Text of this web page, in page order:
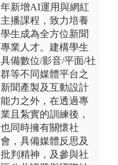
年新增AI運用與網紅
主播課程，致力培養
學生成為全方位新聞
專業人才。建構學生
具備數位/影音/平面/社
群等不同媒體平台之
新聞產製及互動設計
能力之外，在透過專
業且紮實的訓練後，
也同時擁有關懷社
會，具備媒體反思及
批判精神，及參與社